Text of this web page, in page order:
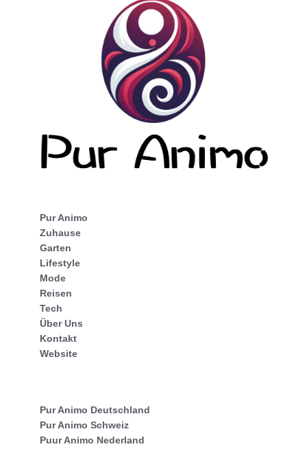
Pur Animo
Zuhause
Garten
Lifestyle
Mode
Reisen
Tech
Über Uns
Kontakt
Website
Pur Animo Deutschland
Pur Animo Schweiz
Puur Animo Nederland